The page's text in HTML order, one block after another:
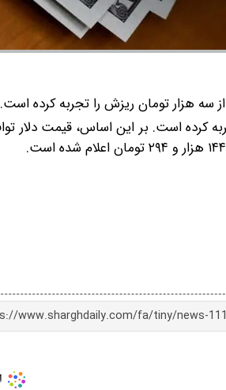
سه هزار تومان ریزش را تجربه کرده است. بر این اساس، قیمت